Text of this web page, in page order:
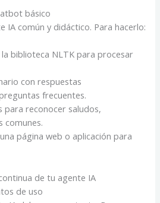
básico
IA común y didáctico. Para hacerlo:
biblioteca NLTK para procesar
con respuestas
frecuentes.
para reconocer saludos,
comunes.
página web o aplicación para
de tu agente IA
de uso